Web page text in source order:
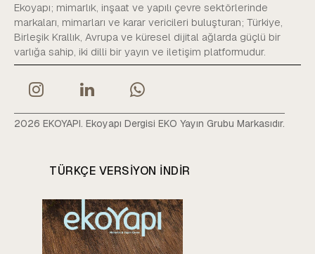
Ekoyapı; mimarlık, inşaat ve yapılı çevre sektörlerinde
markaları, mimarları ve karar vericileri buluşturan; Türkiye,
Birleşik Krallık, Avrupa ve küresel dijital ağlarda güçlü bir
varlığa sahip, iki dilli bir yayın ve iletişim platformudur.
2026 EKOYAPI. Ekoyapı Dergisi EKO Yayın Grubu Markasıdır.
TÜRKÇE VERSIYON INDIR